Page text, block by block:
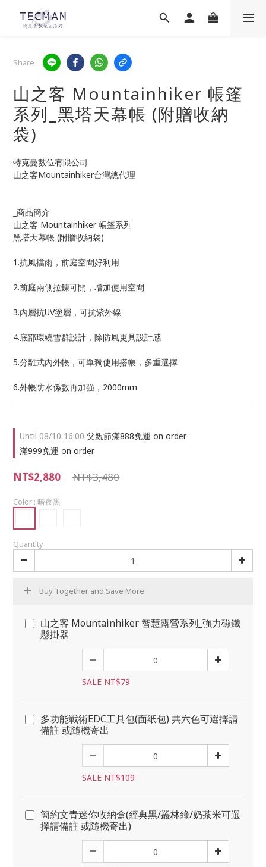
Share
山之客 Mountainhiker 帳篷
系列_黑塔天幕帳 (附贈收納
袋)
特克曼數位有限公司
山之客Mountainhiker台灣總代理
_商品簡介
山之客 Mountainhiker 帳篷系列
黑塔天幕帳 (附贈收納袋)
1.抗風擋雨，前庭空間好利用
2.前庭兩側拉鍊可開，增加使用空間
3.內層抗UV塗層，可抗紫外線
4.底部環繞雪群設計，除防風更具設計感
5.分離式內外帳，可單獨使用搭帳，多重選擇
6.外帳防水係數再加強，2000mm
Until 08/10 16:00 父親節滿888免運 on order
滿999免運 on order
NT$3,480
NT$2,880
Color : 暗夜黑
Quantity
Buy Together and Save More
山之客 Mountainhiker 智慧露營系列_強力磁鐵
懸掛器
SALE NT$79
多功能戰術EDC工具包(面纸包) 共六色可選擇請
備註 或隨機寄出
SALE NT$109
簡約文青迷你收納盒(經典黑/叢林綠/奶茶米可選
擇請備註 或隨機寄出)